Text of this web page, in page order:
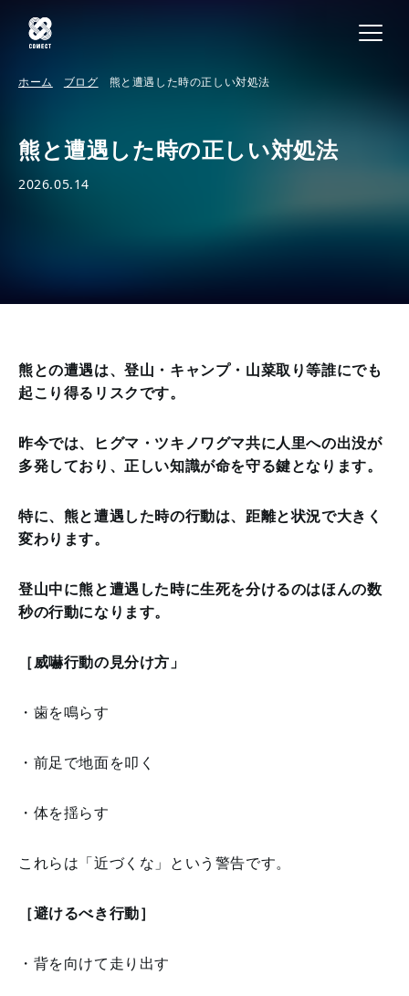
ホーム ブログ 熊と遭遇した時の正しい対処法
熊と遭遇した時の正しい対処法
2026.05.14
熊との遭遇は、登山・キャンプ・山菜取り等誰にでも
起こり得るリスクです。
昨今では、ヒグマ・ツキノワグマ共に人里への出没が
多発しており、正しい知識が命を守る鍵となります。
特に、熊と遭遇した時の行動は、距離と状況で大きく
変わります。
登山中に熊と遭遇した時に生死を分けるのはほんの数
秒の行動になります。
［威嚇行動の見分け方」
・歯を鳴らす
・前足で地面を叩く
・体を揺らす
これらは「近づくな」という警告です。
［避けるべき行動］
・背を向けて走り出す